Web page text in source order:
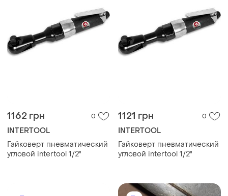
1162 грн 0
INTERTOOL
Гайковерт пневматический
угловой intertool 1/2"
1121 грн 0
INTERTOOL
Гайковерт пневматический
угловой intertool 1/2"